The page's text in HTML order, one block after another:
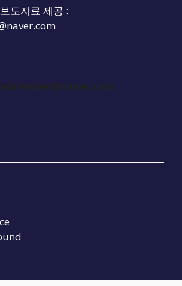
도자료 제공 :